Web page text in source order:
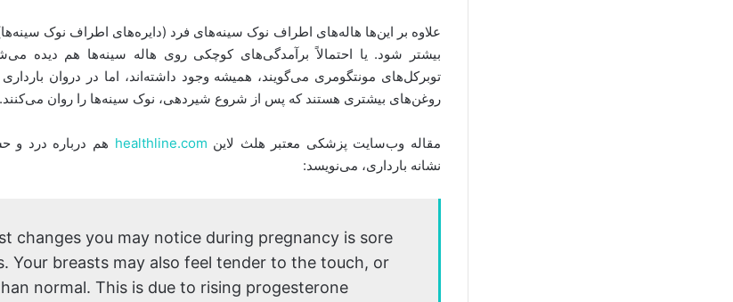
علاوه بر این‌ها هاله‌های اطراف نوک سینه‌های فرد (دایره‌های اطراف نوک
بیشتر شود. یا احتمالاً برآمدگی‌های کوچکی روی هاله سینه‌ها هم دیده
توبرکل‌های مونتگومری می‌گویند، همیشه وجود داشته‌اند، اما در دروان
روغن‌های بیشتری هستند که پس از شروع شیردهی، نوک سینه‌ها را روان می‌کنند.
مقاله وب‌سایت پزشکی معتبر هلث لاین healthline.com هم درباره درد و
نشانه بارداری، می‌نویسد:
changes you may notice during pregnancy is sore
Your breasts may also feel tender to the touch, or
normal. This is due to rising progesterone